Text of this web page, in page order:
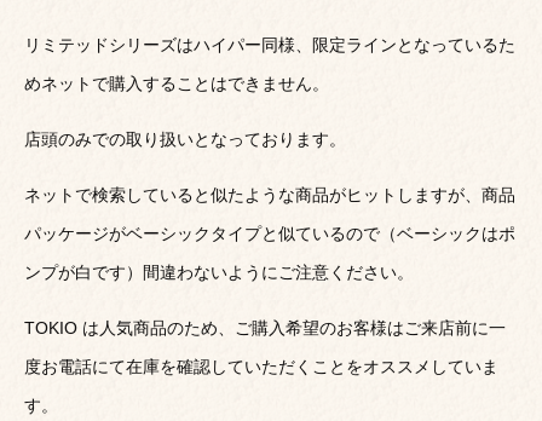
リミテッドシリーズはハイパー同様、限定ラインとなっているた
めネットで購入することはできません。
店頭のみでの取り扱いとなっております。
ネットで検索していると似たような商品がヒットしますが、商品
パッケージがベーシックタイプと似ているので（ベーシックはポ
ンプが白です）間違わないようにご注意ください。
TOKIO は人気商品のため、ご購入希望のお客様はご来店前に一
度お電話にて在庫を確認していただくことをオススメしていま
す。